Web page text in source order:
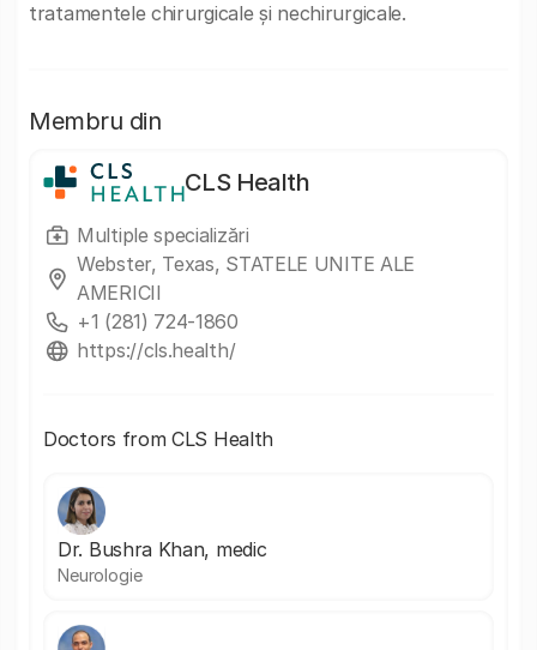
tratamentele chirurgicale și nechirurgicale.
Membru din
CLS Health
Multiple specializări
Webster, Texas, STATELE UNITE ALE
AMERICII
+1 (281) 724-1860
https://cls.health/
Doctors from CLS Health
Dr. Bushra Khan, medic
Neurologie